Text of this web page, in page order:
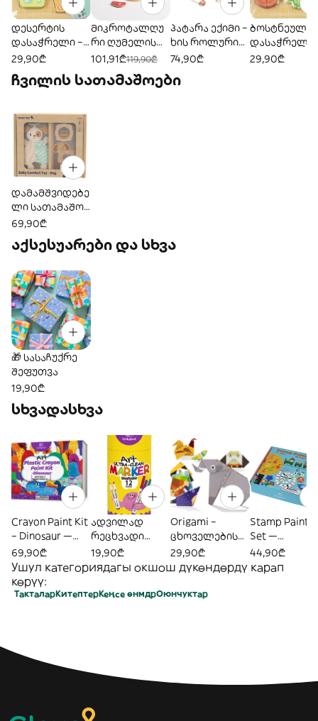
დესერტის
დასაჭრელი –
ხის როლური
ნაკრები
29,90₾
მიკროტალღუ
რი ღუმელის
ნაკრები – ხის
სათამაშო
101,91₾119,90₾
პატარა ექიმი –
ხის როლური
სათამაშო
74,90₾
ბოსტნეულის
დასაჭრელი
ხის როლური
29,90₾
ჩვილის სათამაშოები
დამამშვიდებე
ლი სათამაშო
ჩვილებისთვის
69,90₾
აქსესუარები და სხვა
🎁 სასაჩუქრე
შეფუთვა
19,90₾
სხვადასხვა
Crayon Paint Kit
– Dinosaur —
„დინოზავრები
ს ფერადი
თავგადასავა
ლი“
69,90₾
ადვილად
რეცხვადი
ფერადი
მარკერები —
19,90₾
Origami –
ცხოველების
ჯადოსნური
სამყარო
29,90₾
Stamp Paint
Set —
ბეჭდებით
ხატვის არტ-
ნაკრები
44,90₾
Ушул категориядагы окшош дүкөндөрдү карап
көрүү:
ТакталарКитептерКеңсе өнмдрОюнчуктар